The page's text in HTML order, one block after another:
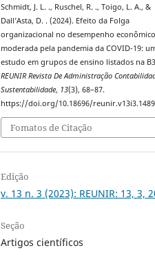
Schmidt, J. L. ., Ruschel, R. ., Toigo, L. A., &
Dall’Asta, D. . (2024). Efeito da Folga
organizacional no desempenho econômico
moderada pela pandemia da COVID-19:
estudo em grupos de ensino listados na
REUNIR Revista De Administração
Sustentabilidade, 13(3), 68–87.
https://doi.org/10.18696/reunir.v13i3.1489
Fomatos de Citação
Edição
v. 13 n. 3 (2023): REUNIR: 13, 3,
Seção
Artigos científicos